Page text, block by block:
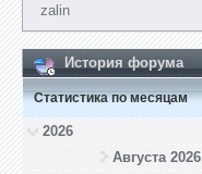
zalin
История форума
Статистика по месяцам
2026
Августа 2026